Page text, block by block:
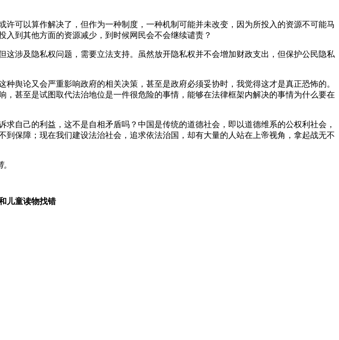
可以算作解决了，但作为一种制度，一种机制可能并未改变，因为所投入的资源不可能马
入到其他方面的资源减少，到时候网民会不会继续谴责？
涉及隐私权问题，需要立法支持。虽然放开隐私权并不会增加财政支出，但保护公民隐私
舆论又会严重影响政府的相关决策，甚至是政府必须妥协时，我觉得这才是真正恐怖的。
甚至是试图取代法治地位是一件很危险的事情，能够在法律框架内解决的事情为什么要在
自己的利益，这不是自相矛盾吗？中国是传统的道德社会，即以道德维系的公权利社会，
保障；现在我们建设法治社会，追求依法治国，却有大量的人站在上帝视角，拿起战无不
儿童读物找错